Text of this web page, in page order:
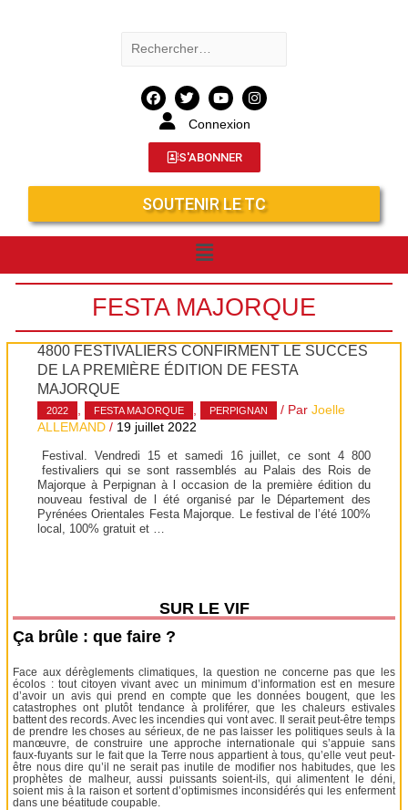
Connexion
S'ABONNER
SOUTENIR LE TC
FESTA MAJORQUE
4800 FESTIVALIERS CONFIRMENT LE SUCCÈS
DE LA PREMIÈRE ÉDITION DE FESTA
MAJORQUE
2022 , FESTA MAJORQUE , PERPIGNAN / ParJoelle
ALLEMAND / 19 juillet 2022
Festival. Vendredi 15 et samedi 16 juillet, ce sont 4 800
festivaliers qui se sont rassemblés au Palais des Rois de
Majorque à Perpignan à l occasion de la première édition du
nouveau festival de l été organisé par le Département des
Pyrénées Orientales Festa Majorque. Le festival de l’été 100%
local, 100% gratuit et …
SUR LE VIF
Ça brûle : que faire ?
Face aux dérèglements climatiques, la question ne concerne pas que les
écolos : tout citoyen vivant avec un minimum d’information est en mesure
d’avoir un avis qui prend en compte que les données bougent, que les
catastrophes ont plutôt tendance à proliférer, que les chaleurs estivales
battent des records. Avec les incendies qui vont avec. Il serait peut-être temps
de prendre les choses au sérieux, de ne pas laisser les politiques seuls à la
manœuvre, de construire une approche internationale qui s’appuie sans
faux-fuyants sur le fait que la Terre nous appartient à tous, qu’elle veut peut-
être nous dire qu’il ne serait pas inutile de modifier nos habitudes, que les
prophètes de malheur, aussi puissants soient-ils, qui alimentent le déni,
soient mis à la raison et sortent d’optimismes inconsidérés qui les enferment
dans une béatitude coupable.